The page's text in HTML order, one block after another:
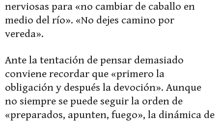
nerviosas para «no cambiar de caballo en
medio del río». «No dejes camino por
vereda».
Ante la tentación de pensar demasiado
conviene recordar que «primero la
obligación y después la devoción». Aunque
no siempre se puede seguir la orden de
«preparados, apunten, fuego», la dinámica de